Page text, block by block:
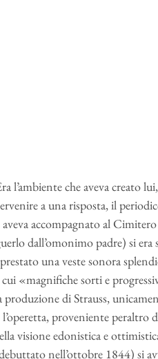
l’ambiente che aveva creato
a una risposta, il
accompagnato al Cimitero
dall’omonimo padre) si
una veste sonora
«magnifiche sorti e
di Strauss,
proveniente peraltro
visione edonistica e
nell’ottobre 1844) si